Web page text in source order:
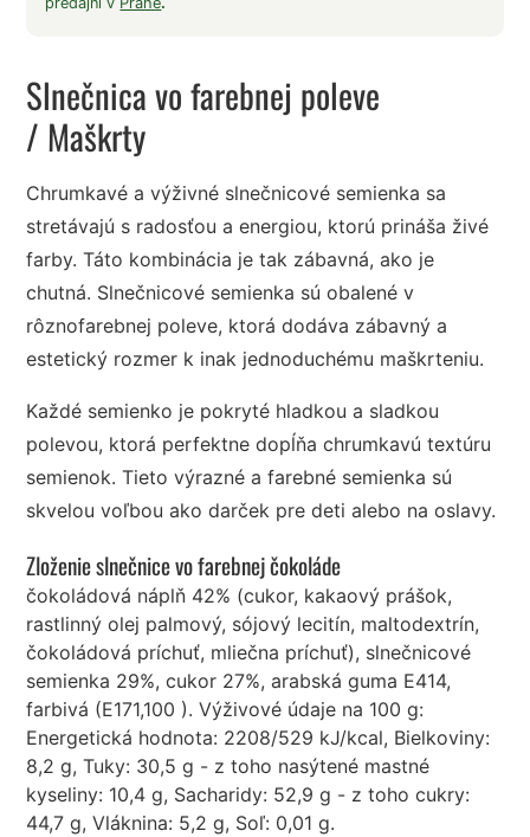
Slnečnica vo farebnej poleve
/ Maškrty
Chrumkavé a výživné slnečnicové semienka sa
stretávajú s radosťou a energiou, ktorú prináša živé
farby. Táto kombinácia je tak zábavná, ako je
chutná. Slnečnicové semienka sú obalené v
rôznofarebnej poleve, ktorá dodáva zábavný a
estetický rozmer k inak jednoduchému maškrteniu.
Každé semienko je pokryté hladkou a sladkou
polevou, ktorá perfektne dopĺňa chrumkavú textúru
semienok. Tieto výrazné a farebné semienka sú
skvelou voľbou ako darček pre deti alebo na oslavy.
Zloženie slnečnice vo farebnej čokoláde
čokoládová náplň 42% (cukor, kakaový prášok,
rastlinný olej palmový, sójový lecitín, maltodextrín,
čokoládová príchuť, mliečna príchuť), slnečnicové
semienka 29%, cukor 27%, arabská guma E414,
farbivá (E171,100 ). Výživové údaje na 100 g:
Energetická hodnota: 2208/529 kJ/kcal, Bielkoviny:
8,2 g, Tuky: 30,5 g - z toho nasýtené mastné
kyseliny: 10,4 g, Sacharidy: 52,9 g - z toho cukry:
44,7 g, Vláknina: 5,2 g, Soľ: 0,01 g.